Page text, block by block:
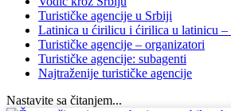
Turističke agencije u Srbiji
Latinica u ćirilicu i ćirilica u latinicu –
Turističke agencije – organizatori
Turističke agencije: subagenti
Najtraženije turističke agencije
Nastavite sa čitanjem...